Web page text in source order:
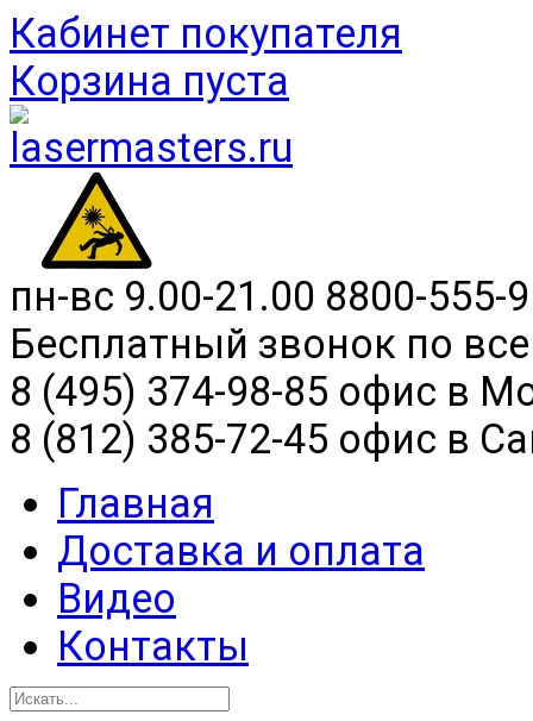
Кабинет покупателя
Корзина пуста
пн-вс 9.00-21.00 8800-555-
Бесплатный звонок по
8 (495) 374-98-85 офис в
8 (812) 385-72-45 офис в
Главная
Доставка и оплата
Видео
Контакты